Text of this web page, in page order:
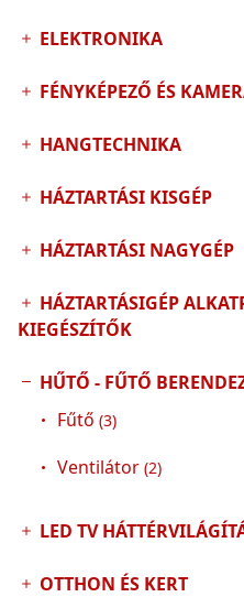
ELEKTRONIKA
FÉNYKÉPEZŐ ÉS
HANGTECHNIKA
HÁZTARTÁSI KISGÉP
HÁZTARTÁSI NAGYGÉP
HÁZTARTÁSIGÉP
KIEGÉSZÍTŐK
HŰTŐ - FŰTŐ
Fűtő (3)
Ventilátor (2)
LED TV
OTTHON ÉS KERT